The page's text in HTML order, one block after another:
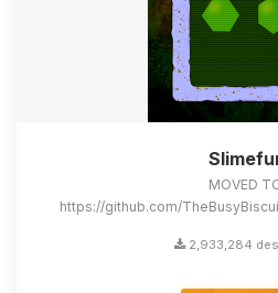
MOVED
https://github.com/
2,933,284